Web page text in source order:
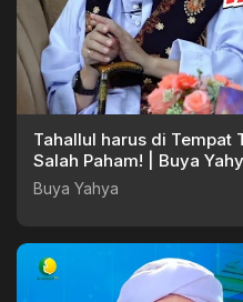
Tahallul harus di Tempat
Salah Paham! | Buya
Buya Yahya